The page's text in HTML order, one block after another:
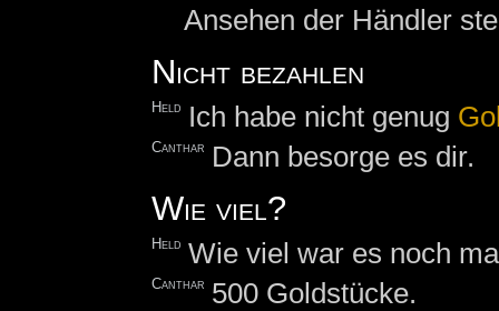
Ansehen der Händler
Nicht bezahlen
Held Ich habe nicht genug
Canthar Dann besorge es dir.
Wie viel?
Held Wie viel war es noch
Canthar 500 Goldstücke.